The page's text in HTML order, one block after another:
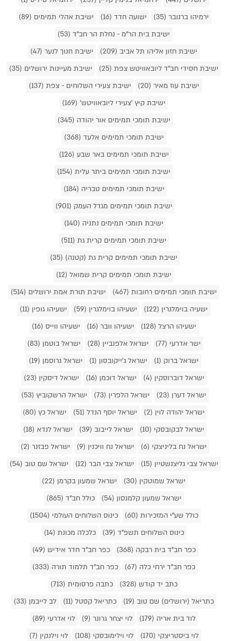
ירמיהו ברנובר (35)
ישועה חדד (16)
ישיבת אהלי תמימים (89)
ישיבת בית הר"מ - נחלת הר חב"ד (53)
ישיבת חזון אליהו תל אביב (209)
ישיבת חנוך לנער (47)
ישיבת חסידי חב"ד ליובאוויטש צפת (25)
ישיבת מעיינות ירושלים (35)
ישיבת עוז מאיר (20)
ישיבת צעירי השלוחים - צפת (137)
ישיבת קיץ 'צעירי ליובאוויטש' (169)
ישיבת תומכי תמימים אור יהודה (345)
ישיבת תומכי תמימים אלעד (368)
ישיבת תומכי תמימים באר שבע (126)
ישיבת תומכי תמימים ביתר עלית (154)
ישיבת תומכי תמימים טבריה (184)
ישיבת תומכי תמימים מגדל העמק (901)
ישיבת תומכי תמימים נתניה (140)
ישיבת תומכי תמימים קרית גת (511)
ישיבת תומכי תמימים קרית גת (קטנה) (35)
ישיבת תומכי תמימים קרית שמואל (12)
ישיבת תומכי תמימים רחובות (467)
ישיבת תורת אמת ירושלים (514)
ישעיה בוימלגרין (122)
ישעיהו בוימלגרין (59)
ישעיהו גופין (11)
ישעיהו הרצל (128)
ישעיהו וובר (16)
ישעיהו ווייס (16)
ישר אדרעי (77)
ישראל אלפנביין (28)
ישראל בוטמן (83)
ישראל ברוק (1)
ישראל ג'ייקובסון (1)
ישראל גרוסמן (19)
ישראל דוברוסקין (4)
ישראל דוכמן (16)
ישראל דיסקין (23)
ישראל דערן (23)
ישראל הלפרין (73)
ישראל הרשקוביץ (53)
ישראל יהודה לוין (2)
ישראל יוסף הנדל (51)
ישראל כץ (80)
ישראל לבקובסקי (10)
ישראל לייבוב (39)
ישראל לנדא (18)
ישראל נח בליניצקי (6)
ישראל נח וויכנין (9)
ישראל פבזנר (2)
ישראל צבי גליצנשטיין (15)
ישראל צבי הבר (12)
ישראל שם טוב (54)
ישראל שמוטקין (30)
ישראל שמעון בקרמן (22)
ישראל שמעון קלמנסון (54)
כולל חב"ד (865)
כולל שע"י המזכירות (60)
כינוס השלוחים העולמי (1504)
כינוס השלוחים תשפ"ד (39)
כלכלה מכונת (14)
כפר חב"ד בית רבקה (368)
כפר חב"ד חדר אידיש (49)
כפר חב"ד ירחי כלה (67)
כפר חב"ד תלמוד תורה (333)
כתב יד קודש (328)
כתבה פרסומית (713)
כתריאל (ירושלים) שם טוב (19)
כתריאל קסטל (11)
לב לייבמן (33)
לוד בית אריה (179)
לוי יצחר גרונר (9)
לוי אדרעי (89)
לוי ביסטריצקי (170)
לוי וילימובסקי (108)
לוי וילנקין (7)